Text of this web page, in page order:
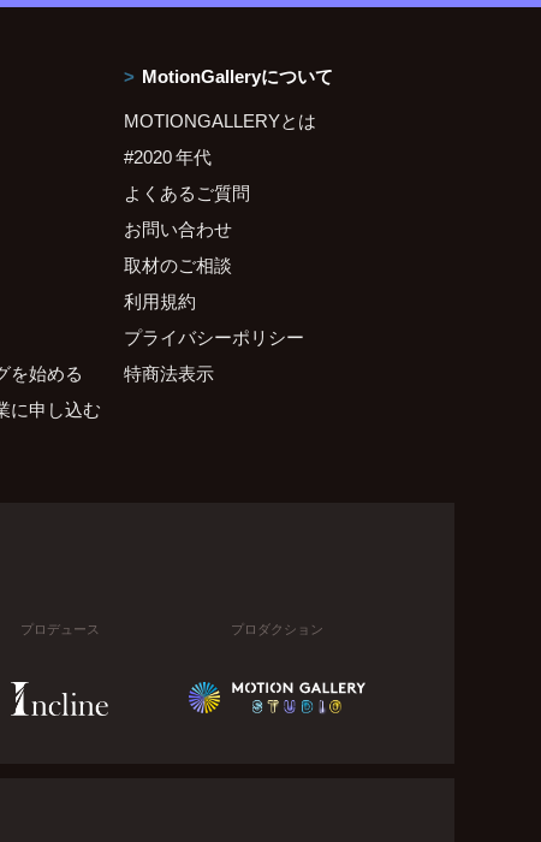
を始める
に申し込む
MotionGalleryについて
MOTIONGALLERYとは
#2020 年代
よくあるご質問
お問い合わせ
取材のご相談
利用規約
プライバシーポリシー
特商法表示
プロデュース プロダクション